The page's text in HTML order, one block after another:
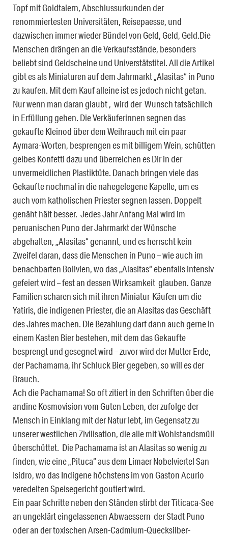
Topf mit Goldtalern, Abschlussurkunden der
renommiertesten Universitäten, Reisepaesse, und
dazwischen immer wieder Bündel von Geld, Geld, Geld.Die
Menschen drängen an die Verkaufsstände, besonders
beliebt sind Geldscheine und Universtätstitel. All die Artikel
gibt es als Miniaturen auf dem Jahrmarkt „Alasitas“ in Puno
zu kaufen. Mit dem Kauf alleine ist es jedoch nicht getan.
Nur wenn man daran glaubt , wird der Wunsch tatsächlich
in Erfüllung gehen. Die Verkäuferinnen segnen das
gekaufte Kleinod über dem Weihrauch mit ein paar
Aymara-Worten, besprengen es mit billigem Wein, schütten
gelbes Konfetti dazu und überreichen es Dir in der
unvermeidlichen Plastiktüte. Danach bringen viele das
Gekaufte nochmal in die nahegelegene Kapelle, um es
auch vom katholischen Priester segnen lassen. Doppelt
genäht hält besser. Jedes Jahr Anfang Mai wird im
peruanischen Puno der Jahrmarkt der Wünsche
abgehalten, „Alasitas“ genannt, und es herrscht kein
Zweifel daran, dass die Menschen in Puno – wie auch im
benachbarten Bolivien, wo das „Alasitas“ ebenfalls intensiv
gefeiert wird – fest an dessen Wirksamkeit glauben. Ganze
Familien scharen sich mit ihren Miniatur-Käufen um die
Yatiris, die indigenen Priester, die an Alasitas das Geschäft
des Jahres machen. Die Bezahlung darf dann auch gerne in
einem Kasten Bier bestehen, mit dem das Gekaufte
besprengt und gesegnet wird – zuvor wird der Mutter Erde,
der Pachamama, ihr Schluck Bier gegeben, so will es der
Brauch.
Ach die Pachamama! So oft zitiert in den Schriften über die
andine Kosmovision vom Guten Leben, der zufolge der
Mensch in Einklang mit der Natur lebt, im Gegensatz zu
unserer westlichen Zivilisation, die alle mit Wohlstandsmüll
überschüttet. Die Pachamama ist an Alasitas so wenig zu
finden, wie eine „Pituca“ aus dem Limaer Nobelviertel San
Isidro, wo das Indigene höchstens im von Gaston Acurio
veredelten Speisegericht goutiert wird.
Ein paar Schritte neben den Ständen stirbt der Titicaca-See
an ungeklärt eingelassenen Abwaessern der Stadt Puno
oder an der toxischen Arsen-Cadmium-Quecksilber-